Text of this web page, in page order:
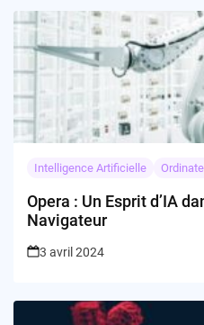
Intelligence Artificielle
Opera : Un Esprit d’IA
Navigateur
3 avril 2024